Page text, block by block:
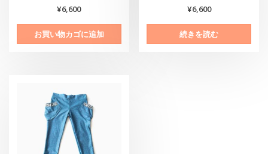
¥6,600
お買い物カゴに追加
¥6,600
続きを読む